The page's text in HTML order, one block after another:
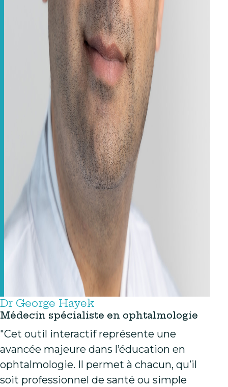
Dr George Hayek
Médecin spécialiste en ophtalmologie
"Cet outil interactif représente une
avancée majeure dans l’éducation en
ophtalmologie. Il permet à chacun, qu’il
soit professionnel de santé ou simple